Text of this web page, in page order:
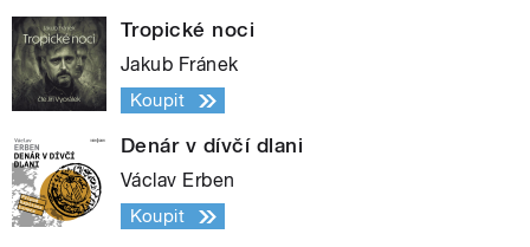
Tropické noci
Jakub Fránek
Koupit
Denár v dívčí dlani
Václav Erben
Koupit